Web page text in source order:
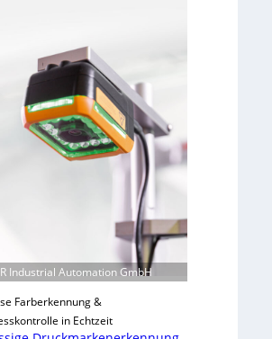
o
H
a
i
b
u
t
F
n
a
u
Industrial Automation GmbH
Farberkennung &
in Echtzeit